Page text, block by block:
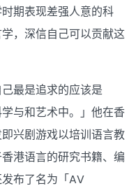
期表现差强人意的科
，深信自己可以贡献这
最是追求的应该是
与和艺术中。」他在香
兴剧游戏以培训语言教
港语言的研究书籍、编
布了名为「AV